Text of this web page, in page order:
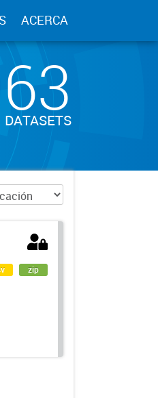
ACERCA
DATASETS
zip